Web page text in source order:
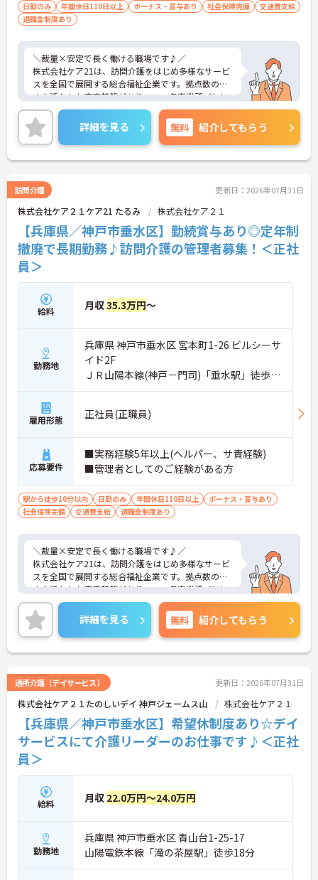
日勤のみ 年間休日110日以上 ボーナス・賞与あり 社会保険完備
交通費支給
退職金制度あり
＼裁量×安定で長く働ける職場です♪／
株式会社ケア21は、訪問介護をはじめ多様なサービ
スを全国で展開する総合福祉企業です。拠点数の多
さを活かした安定基盤がありつつ、各事業所ごとに
運営の裁量があり、現場発信で動けるのが魅力で
す。利用者様の在宅から施設まで幅広く関われるた
め、視野を広げながらスキルアップが可能。本部や
エリアマネージャーのサポート体制も整っており、
「一人で抱え込まない」安心感があります。長期的
■ 「高収入×納得感」しっかり稼げる環境
役割に応じた給与でモチベーションもアップ♪
・月給35万円以上＋役付手当6万円込み
・特定処遇加算が給与に反映
・複数手当が整い、役割に応じた給与のバランス◎
■ 運営に関わるやりがいあるポジション♪
自分の考えを活かした事業所づくりが可能！
・採用・営業・シフトなど幅広く関与
・地域との連携を含めた戦略にも携われる
・現場判断の余地があり主体的に動ける
→ 「任されるやりがい」と成長実感が魅力です
■ 本部サポートありで安心の環境
困ったときも一人にならない体制♪
・エリアマネージャーの巡回フォロー
・人事・法務など専門部署がバックアップ
→ 安心して業務に集中できる環境です
■ 年齢問わず長く働ける職場です♪
将来を見据えてキャリア継続がしやすい！
・定年制度なしで長期勤務が可能
・退職金制度や持株会あり
・勤続年数に応じた手当支給あり
→ 腰を据えて働きたい方にもピッタリです
詳細を見る 無料 紹介してもらう
訪問介護 更新日：2026年07月31日
株式会社ケア２１ケア21 たるみ 株式会社ケア２１
【兵庫県／神戸市垂水区】勤続賞与あり◎定年制
撤廃で長期勤務♪訪問介護の管理者募集！＜正社
員＞
給料 月収35.3万円～
勤務地
兵庫県 神戸市垂水区 宮本町1-26 ビルシーサ
イド2F
ＪＲ山陽本線(神戸－門司)「垂水駅」徒歩4
分
雇用形態 正社員(正職員)
応募要件
■実務経験5年以上(ヘルパー、サ責経験)
■管理者としてのご経験がある方
駅から徒歩10分以内 日勤のみ 年間休日110日以上
ボーナス・賞与あり
社会保険完備
交通費支給 退職金制度あり
＼裁量×安定で長く働ける職場です♪／
株式会社ケア21は、訪問介護をはじめ多様なサービ
スを全国で展開する総合福祉企業です。拠点数の多
さを活かした安定基盤がありつつ、各事業所ごとに
運営の裁量があり、現場発信で動けるのが魅力で
す。利用者様の在宅から施設まで幅広く関われるた
め、視野を広げながらスキルアップが可能。本部や
エリアマネージャーのサポート体制も整っており、
「一人で抱え込まない」安心感があります。長期的
■ 「高収入×納得感」しっかり稼げる環境
役割に応じた給与でモチベーションもアップ♪
・月給35万円以上＋役付手当6万円込み
・特定処遇加算が給与に反映
・複数手当が整い、役割に応じた給与のバランス◎
■ 運営に関わるやりがいあるポジション♪
自分の考えを活かした事業所づくりが可能！
・採用・営業・シフトなど幅広く関与
・地域との連携を含めた戦略にも携われる
・現場判断の余地があり主体的に動ける
詳細を見る 無料 紹介してもらう
通所介護（デイサービス） 更新日：2026年07月31日
株式会社ケア２１たのしいデイ 神戸ジェームス山 株式会社ケア２１
【兵庫県／神戸市垂水区】希望休制度あり☆デイ
サービスにて介護リーダーのお仕事です♪＜正社
員＞
給料 月収 22.0万円～24.0万円
勤務地
兵庫県 神戸市垂水区 青山台1-25-17
山陽電鉄本線「滝の茶屋駅」徒歩18分